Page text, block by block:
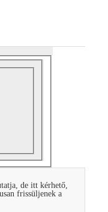
de itt kérhető,
frissüljenek a